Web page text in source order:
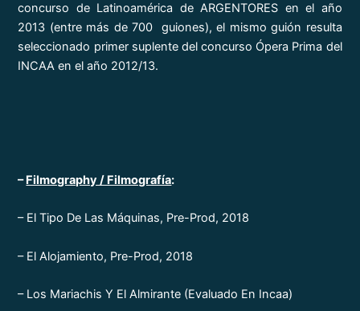
concurso de Latinoamérica de ARGENTORES en el año
2013 (entre más de 700 guiones), el mismo guión resulta
seleccionado primer suplente del concurso Ópera Prima del
INCAA en el año 2012/13.
–Filmography / Filmografía:
– El Tipo De Las Máquinas, Pre-Prod, 2018
– El Alojamiento, Pre-Prod, 2018
– Los Mariachis Y El Almirante (Evaluado En Incaa)